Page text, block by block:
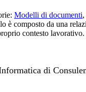
Modelli di documenti,
è composto da una
contesto
di